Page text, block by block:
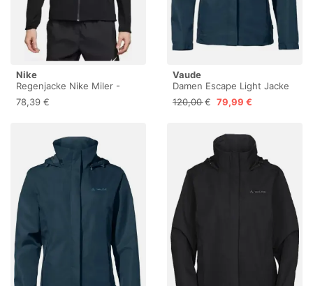
Nike
Regenjacke Nike Miler -
Noir - male - Size: M
78,39 €
Vaude
Damen Escape Light Jacke
120,00 € 79,99 €